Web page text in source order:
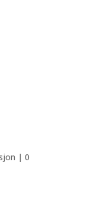
| 0